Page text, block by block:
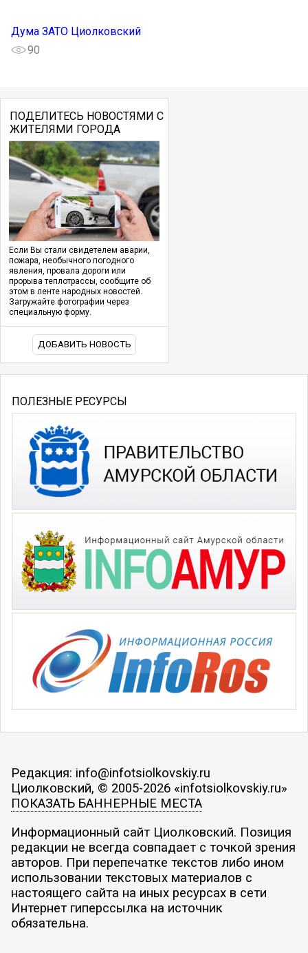
Дума ЗАТО Циолковский
90
ПОДЕЛИТЕСЬ НОВОСТЯМИ С
ЖИТЕЛЯМИ ГОРОДА
Если Вы стали свидетелем аварии,
пожара, необычного погодного
явления, провала дороги или
прорыва теплотрассы, сообщите об
этом в ленте народных новостей.
Загружайте фотографии через
специальную форму.
ДОБАВИТЬ НОВОСТЬ
ПОЛЕЗНЫЕ РЕСУРСЫ
Редакция: info@infotsiolkovskiy.ru
Циолковский, © 2005-2026 «infotsiolkovskiy.ru»
ПОКАЗАТЬ БАННЕРНЫЕ МЕСТА
Информационный сайт Циолковский. Позиция
редакции не всегда совпадает с точкой зрения
авторов. При перепечатке текстов либо ином
использовании текстовых материалов с
настоящего сайта на иных ресурсах в сети
Интернет гиперссылка на источник
обязательна.